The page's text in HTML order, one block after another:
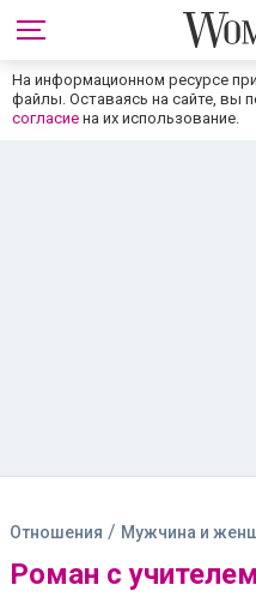
На информационном ресурсе
файлы. Оставаясь на сайте, вы
согласие на их использование.
Отношения / Мужчина и
Роман с учителем